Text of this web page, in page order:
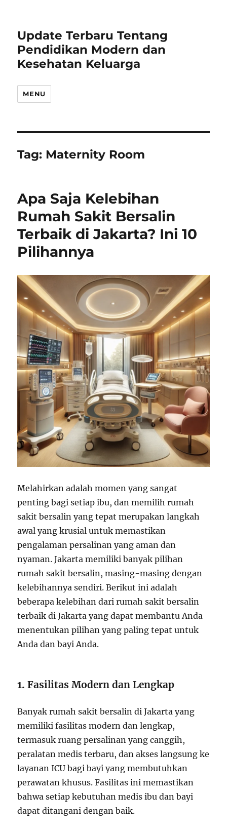
Update Terbaru Tentang
Pendidikan Modern dan
Kesehatan Keluarga
MENU
Tag: Maternity Room
Apa Saja Kelebihan
Rumah Sakit Bersalin
Terbaik di Jakarta? Ini 10
Pilihannya
Melahirkan adalah momen yang sangat
penting bagi setiap ibu, dan memilih rumah
sakit bersalin yang tepat merupakan langkah
awal yang krusial untuk memastikan
pengalaman persalinan yang aman dan
nyaman. Jakarta memiliki banyak pilihan
rumah sakit bersalin, masing-masing dengan
kelebihannya sendiri. Berikut ini adalah
beberapa kelebihan dari rumah sakit bersalin
terbaik di Jakarta yang dapat membantu Anda
menentukan pilihan yang paling tepat untuk
Anda dan bayi Anda.
1.Fasilitas Modern dan Lengkap
Banyak rumah sakit bersalin di Jakarta yang
memiliki fasilitas modern dan lengkap,
termasuk ruang persalinan yang canggih,
peralatan medis terbaru, dan akses langsung ke
layanan ICU bagi bayi yang membutuhkan
perawatan khusus. Fasilitas ini memastikan
bahwa setiap kebutuhan medis ibu dan bayi
dapat ditangani dengan baik.